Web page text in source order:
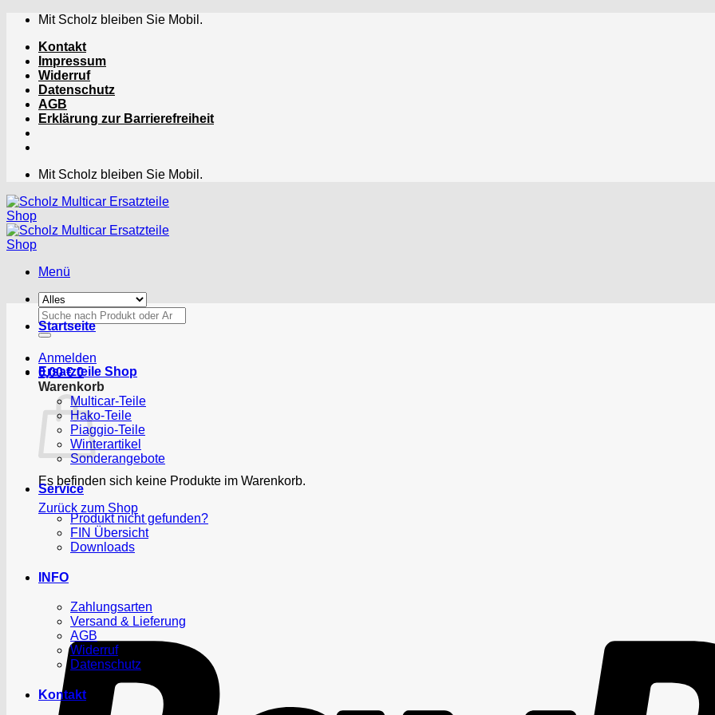
Zum
springen
Mit Scholz bleiben Sie Mobil.
Kontakt
Impressum
Widerruf
Datenschutz
AGB
Erklärung zur Barrierefreiheit
Mit Scholz bleiben Sie Mobil.
Menü
Suchen
nach:
Anmelden
0,00€ 0
Warenkorb
Es befinden sich keine Produkte im Warenkorb.
Zurück zum Shop
Startseite
Ersatzteile Shop
Multicar-Teile
Hako-Teile
Piaggio-Teile
Winterartikel
Sonderangebote
Service
Produkt nicht gefunden?
FIN Übersicht
Downloads
INFO
Zahlungsarten
Versand & Lieferung
AGB
Widerruf
Datenschutz
Kontakt